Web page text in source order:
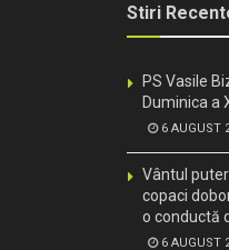
Stiri
PS Vasile
Duminica a
6 AUGUST
Vântul
copaci
o conductă
6 AUGUST